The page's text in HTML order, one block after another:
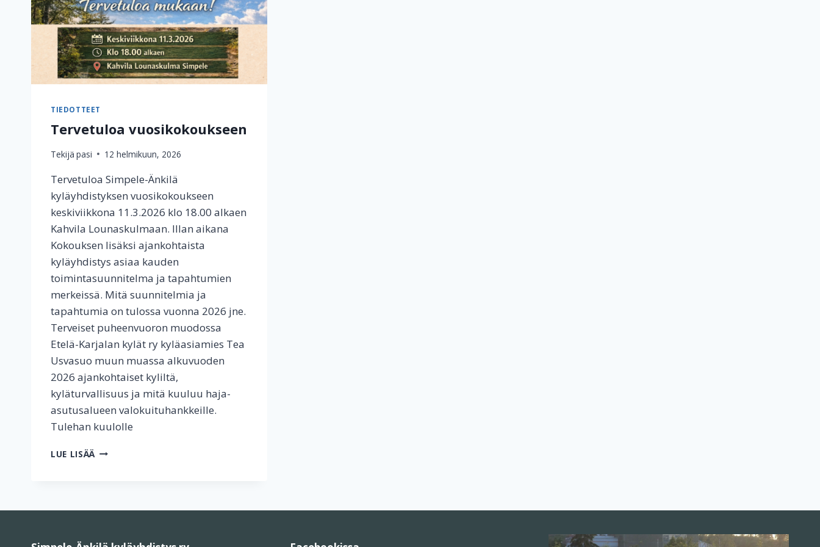
TIEDOTTEET
Tervetuloa vuosikokoukseen
Tekijä pasi 12 helmikuun, 2026
Tervetuloa Simpele-Änkilä
kyläyhdistyksen vuosikokoukseen
keskiviikkona 11.3.2026 klo 18.00 alkaen
Kahvila Lounaskulmaan. Illan aikana
Kokouksen lisäksi ajankohtaista
kyläyhdistys asiaa kauden
toimintasuunnitelma ja tapahtumien
merkeissä. Mitä suunnitelmia ja
tapahtumia on tulossa vuonna 2026 jne.
Terveiset puheenvuoron muodossa
Etelä-Karjalan kylät ry kyläasiamies Tea
Usvasuo muun muassa alkuvuoden
2026 ajankohtaiset kyliltä,
kyläturvallisuus ja mitä kuuluu haja-
asutusalueen valokuituhankkeille.
Tulehan kuulolle
LUE LISÄÄ TERVETULOA